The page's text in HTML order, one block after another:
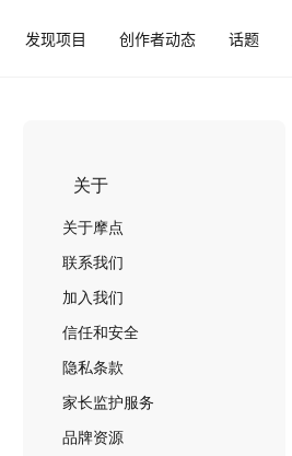
发现项目 创作者动态 话题
关于
关于摩点
联系我们
加入我们
信任和安全
隐私条款
家长监护服务
品牌资源